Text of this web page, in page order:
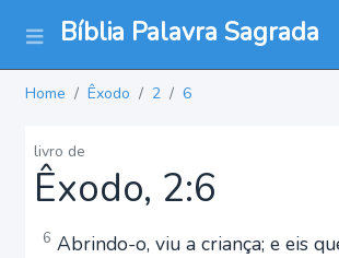
Bíblia Palavra Sagrada
Home Êxodo 2 6
livro de
Êxodo, 2:6
6 Abrindo-o, viu a criança; e eis